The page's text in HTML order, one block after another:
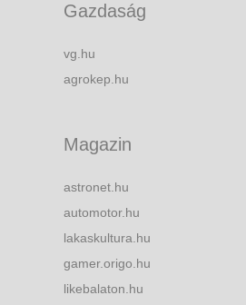
Gazdaság
vg.hu
agrokep.hu
Magazin
astronet.hu
automotor.hu
lakaskultura.hu
gamer.origo.hu
likebalaton.hu